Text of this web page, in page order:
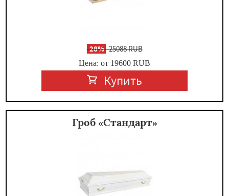
-28%25088 RUB
Цена: от 19600 RUB
Купить
Гроб «Стандарт»